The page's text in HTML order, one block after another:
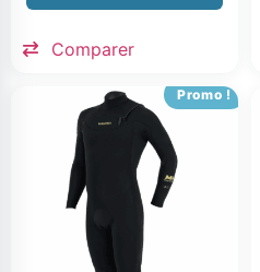
Comparer
Promo !